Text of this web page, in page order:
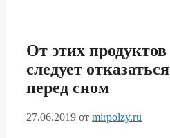
От этих продуктов
следует отказаться
перед сном
27.06.2019 от mirpolzy.ru